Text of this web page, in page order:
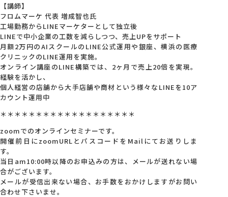
【講師】
フロムマーケ 代表 増成智也氏
工場勤務からLINEマーケターとして独立後
LINEで中小企業の工数を減らしつつ、売上UPをサポート
月額2万円のAIスクールのLINE公式運用や銀座、横浜の医療
クリニックのLINE運用を実施。
オンライン講座のLINE構築では、2ヶ月で売上20倍を実現。
経験を活かし、
個人経営の店舗から大手店舗や商材という様々なLINEを10ア
カウント運用中
＊＊＊＊＊＊＊＊＊＊＊＊＊＊＊＊＊＊＊
zoomでのオンラインセミナーです。
開催前日にzoomURLとパスコードをMailにてお送りしま
す。
当日am10:00時以降のお申込みの方は、メールが送れない場
合がございます。
メールが受信出来ない場合、お手数をおかけしますがお問い
合わせ下さいませ。